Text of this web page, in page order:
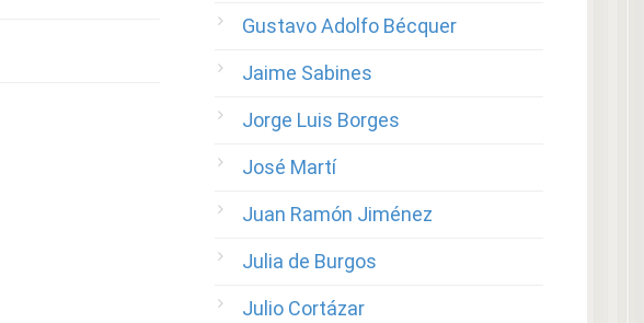
Gustavo Adolfo Bécquer
Jaime Sabines
Jorge Luis Borges
José Martí
Juan Ramón Jiménez
Julia de Burgos
Julio Cortázar